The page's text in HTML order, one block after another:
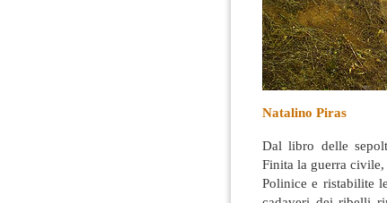
Natalino Piras
Dal libro delle
Finita la guerra
Polinice e ristabilite